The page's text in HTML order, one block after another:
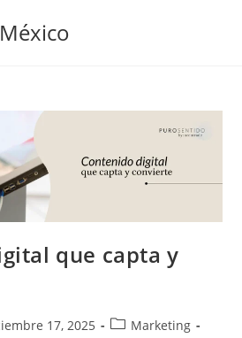
que capta y
17, 2025
Marketing